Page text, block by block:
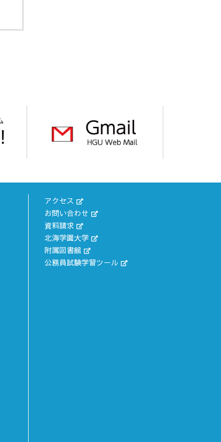
アクセス
お問い合わせ
資料請求
北海学園大学
附属図書館
公務員試験学習ツール